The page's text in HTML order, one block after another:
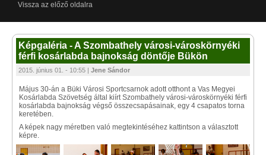
Vissza az előző oldalra
Képgaléria - A Szombathely városi-városkörnyéki
férfi kosárlabda bajnokság döntője Bükön
2015. június 01. - 10:55 | Jene Sándor
Május 30-án a Büki Városi Sportcsarnok adott otthont a Vas Megyei
Kosárlabda Szövetség által kiírt Szombathely városi-városkörnyéki férfi
kosárlabda bajnokság végső összecsapásainak, egy 4 csapatos torna
keretében.
A képek nagy méretben való megtekintéséhez kattintson a választott
képre.